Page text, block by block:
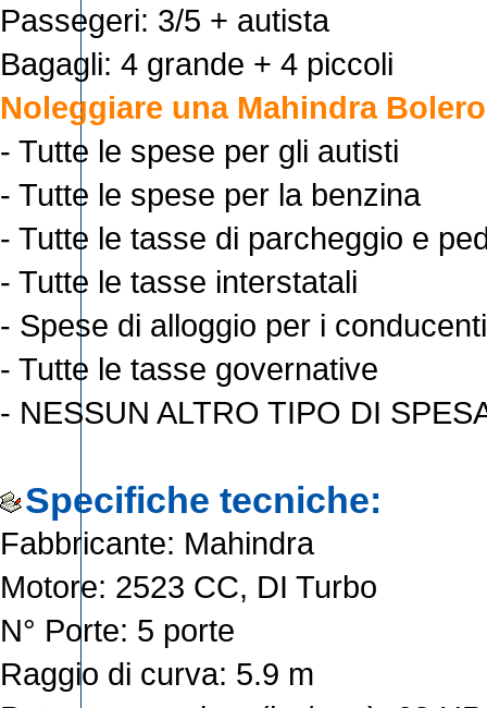
Passegeri: 3/5 + autista
Bagagli: 4 grande + 4 piccoli
Noleggiare una Mahindra
- Tutte le spese per gli autisti
- Tutte le spese per la benzina
- Tutte le tasse di parcheggio e
- Tutte le tasse interstatali
- Spese di alloggio per i conducenti
- Tutte le tasse governative
- NESSUN ALTRO TIPO DI
Specifiche tecniche:
Fabbricante: Mahindra
Motore: 2523 CC, DI Turbo
N° Porte: 5 porte
Raggio di curva: 5.9 m